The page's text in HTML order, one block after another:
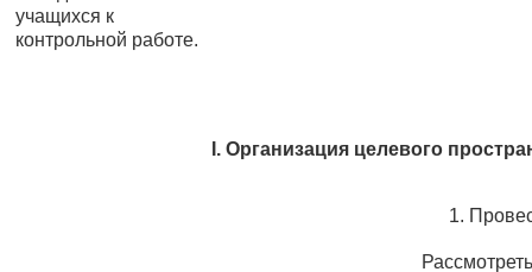
учащихся к
контрольной работе.
I. Организация целевого